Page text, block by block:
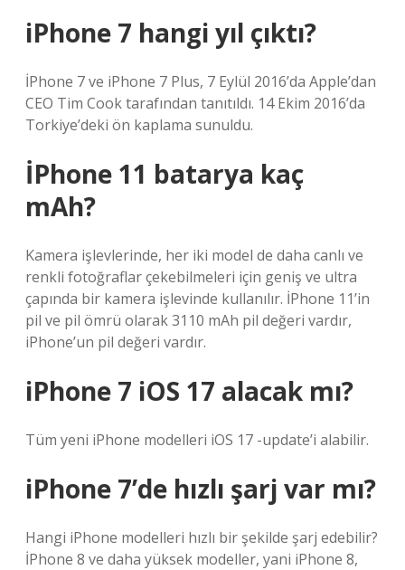
iPhone 7 hangi yıl çıktı?
İPhone 7 ve iPhone 7 Plus, 7 Eylül 2016’da Apple’dan
CEO Tim Cook tarafından tanıtıldı. 14 Ekim 2016’da
Torkiye’deki ön kaplama sunuldu.
İPhone 11 batarya kaç
mAh?
Kamera işlevlerinde, her iki model de daha canlı ve
renkli fotoğraflar çekebilmeleri için geniş ve ultra
çapında bir kamera işlevinde kullanılır. İPhone 11’in
pil ve pil ömrü olarak 3110 mAh pil değeri vardır,
iPhone’un pil değeri vardır.
iPhone 7 iOS 17 alacak mı?
Tüm yeni iPhone modelleri iOS 17 -update’i alabilir.
iPhone 7’de hızlı şarj var mı?
Hangi iPhone modelleri hızlı bir şekilde şarj edebilir?
İPhone 8 ve daha yüksek modeller, yani iPhone 8,